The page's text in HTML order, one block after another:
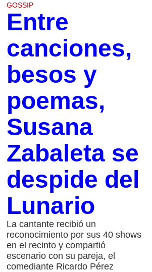
GOSSIP
Entre
canciones,
besos y
poemas,
Susana
Zabaleta se
despide del
Lunario
La cantante recibió un
reconocimiento por sus 40 shows
en el recinto y compartió
escenario con su pareja, el
comediante Ricardo Pérez